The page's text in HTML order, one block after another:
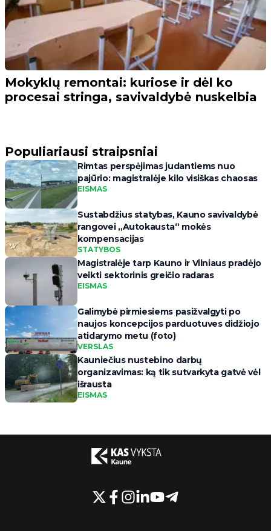
Mokyklų remontai: kuriose ir dėl ko
procesai stringa, savivaldybė nuskelbia
Populiariausi straipsniai
Rimtas perspėjimas judantiems nuo
pajūrio: magistralėje kilo visiškas chaosas
EISMAS
Sustabdžius statybas, Kauno savivaldybė
rangovei „Autokausta“ mokės
kompensacijas
STATYBOS
Magistralėje tarp Kauno ir Vilniaus pradėjo
veikti sektorinis greičio radaras
EISMAS
Galimybė pirmiesiems pasižvalgyti po
naujos koncepcijos parduotuves didžiojo
atidarymo metu (foto)
VERSLAS
Kauniečius nustebino darbų
organizavimas: ką tik sutvarkyta gatvė vėl
išrausta
EISMAS